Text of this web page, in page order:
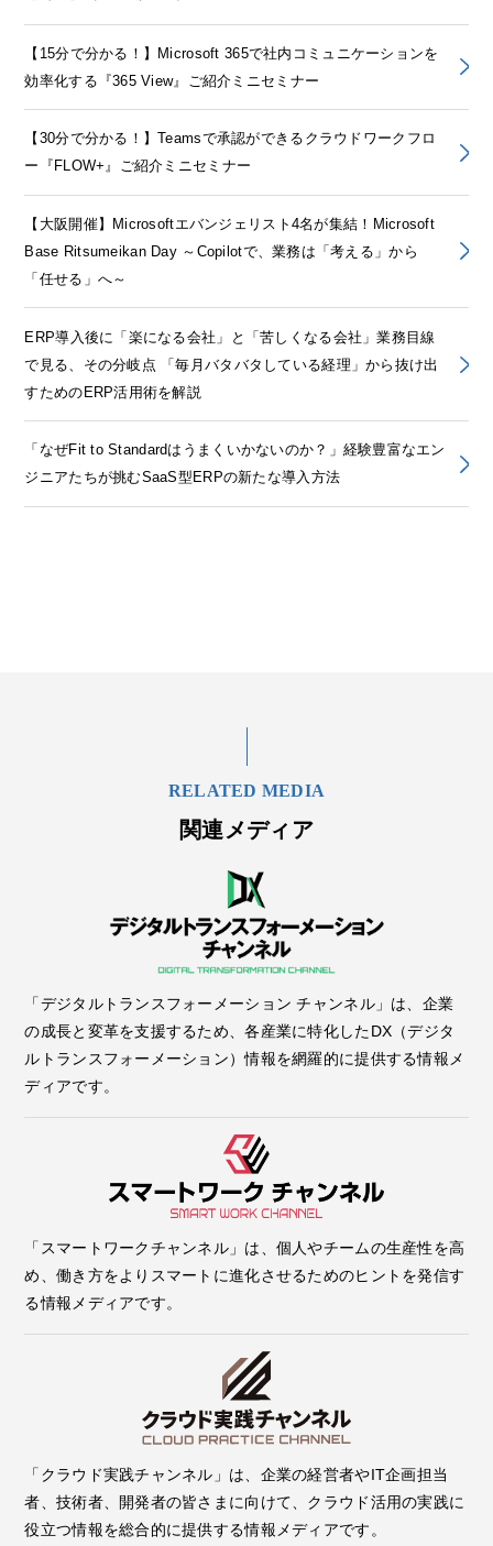
【15分で分かる！】Microsoft 365で社内コミュニケーションを
効率化する『365 View』ご紹介ミニセミナー
【30分で分かる！】Teamsで承認ができるクラウドワークフロ
ー『FLOW+』ご紹介ミニセミナー
【大阪開催】Microsoftエバンジェリスト4名が集結！Microsoft
Base Ritsumeikan Day ～Copilotで、業務は「考える」から
「任せる」へ～
ERP導入後に「楽になる会社」と「苦しくなる会社」業務目線
で見る、その分岐点 「毎月バタバタしている経理」から抜け出
すためのERP活用術を解説
「なぜFit to Standardはうまくいかないのか？」経験豊富なエン
ジニアたちが挑むSaaS型ERPの新たな導入方法
RELATED MEDIA
関連メディア
「デジタルトランスフォーメーション チャンネル」は、企業
の成長と変革を支援するため、各産業に特化したDX（デジタ
ルトランスフォーメーション）情報を網羅的に提供する情報メ
ディアです。
「スマートワークチャンネル」は、個人やチームの生産性を高
め、働き方をよりスマートに進化させるためのヒントを発信す
る情報メディアです。
「クラウド実践チャンネル」は、企業の経営者やIT企画担当
者、技術者、開発者の皆さまに向けて、クラウド活用の実践に
役立つ情報を総合的に提供する情報メディアです。